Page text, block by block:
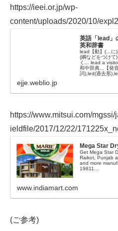
https://ieei.or.jp/wp-
content/uploads/2020/10/
英語「lead」
英和辞書
lead【動】(…に)
(綱などをつけ
く... lead a
和中辞典...【発
詞),led(過去形
ejje.weblio.jp
https://www.mitsui.com/
ieldfile/2017/12/22/
Mega Star
Get Mega Star
Raikot, Punjab
and more
19811...
www.indiamart.com
(ご参考)